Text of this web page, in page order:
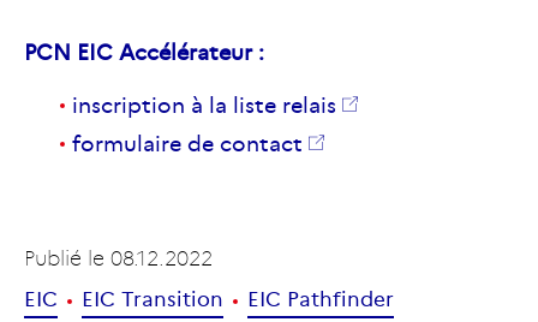
PCN EIC Accélérateur :
inscription à la liste relais
formulaire de contact
Publié le 08.12.2022
EIC
EIC Transition
EIC Pathfinder